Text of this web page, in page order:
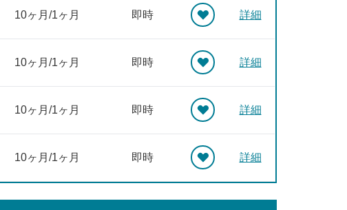
10ヶ月/1ヶ月 即時 詳細
10ヶ月/1ヶ月 即時 詳細
10ヶ月/1ヶ月 即時 詳細
10ヶ月/1ヶ月 即時 詳細